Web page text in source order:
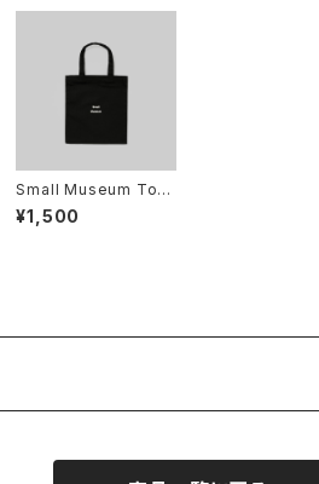
Small Museum Tote
bag
¥1,500